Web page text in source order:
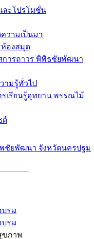
ละโปรโมชั่น
วามเป็นมา
ห้องสมุด
การถาวร พิพิธชัยพัฒนา
ามรู้ทั่วไป
เรียนรู้อุทยาน พรรณไม้
ต์
รม
รม
ขภาพ